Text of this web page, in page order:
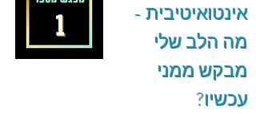
אינטואיטיבית -
מה הלב שלי
מבקש ממני
עכשיו?